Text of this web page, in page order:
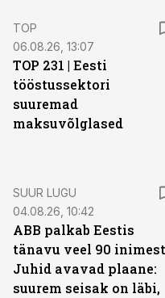
TOP
06.08.26, 13:07
TOP 231 | Eesti
tööstussektori
suuremad
maksuvõlglased
SUUR LUGU
04.08.26, 10:42
ABB palkab Eestis
tänavu veel 90
Juhid avavad plaane:
suurem seisak on läbi,